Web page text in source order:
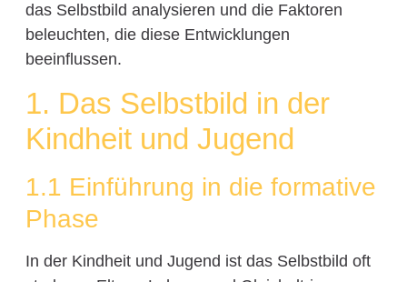
das Selbstbild analysieren und die Faktoren
beleuchten, die diese Entwicklungen
beeinflussen.
1. Das Selbstbild in der
Kindheit und Jugend
1.1 Einführung in die formative
Phase
In der Kindheit und Jugend ist das Selbstbild oft